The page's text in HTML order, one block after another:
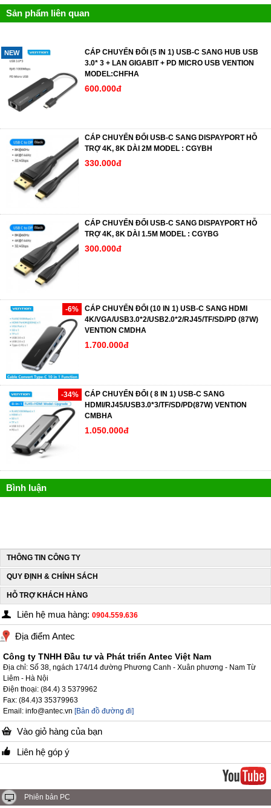
Sản phẩm liên quan
NEW
CÁP CHUYỂN ĐỔI (5 IN 1) USB-C SANG HUB USB
3.0* 3 + LAN GIGABIT + PD MICRO USB VENTION
MODEL:CHFHA
600.000đ
CÁP CHUYỂN ĐỔI USB-C SANG DISPAYPORT HỖ
TRỢ 4K, 8K DÀI 2M MODEL : CGYBH
330.000đ
CÁP CHUYỂN ĐỔI USB-C SANG DISPAYPORT HỖ
TRỢ 4K, 8K DÀI 1.5M MODEL : CGYBG
300.000đ
-6%
CÁP CHUYỂN ĐỔI (10 IN 1) USB-C SANG HDMI
4K/VGA/USB3.0*2/USB2.0*2/RJ45/TF/SD/PD (87W)
VENTION CMDHA
1.700.000đ
-34%
CÁP CHUYỂN ĐỔI ( 8 IN 1) USB-C SANG
HDMI/RJ45/USB3.0*3/TF/SD/PD(87W) VENTION
CMBHA
1.050.000đ
Bình luận
THÔNG TIN CÔNG TY
QUY ĐỊNH & CHÍNH SÁCH
HỖ TRỢ KHÁCH HÀNG
Liên hệ mua hàng: 0904.559.636
Địa điểm Antec
Công ty TNHH Đầu tư và Phát triển Antec Việt Nam
Địa chỉ: Số 38, ngách 174/14 đường Phương Canh - Xuân phương - Nam Từ
Liêm - Hà Nội
Điện thoại: (84.4) 3 5379962
Fax: (84.4)3 35379963
Email: info@antec.vn [Bản đồ đường đi]
Vào giỏ hàng của bạn
Liên hệ góp ý
Phiên bản PC